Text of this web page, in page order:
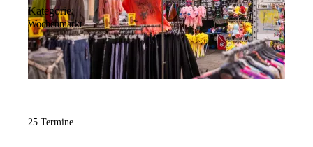
Kategorie:
Wochenmarkt
25 Termine